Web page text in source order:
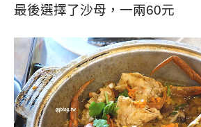
最後選擇了沙母，一兩60元